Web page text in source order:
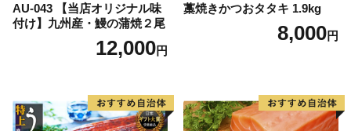
AU-043 【当店オリジナル味
付け】九州産・鰻の蒲焼２尾
12,000円
藁焼きかつおタタキ 1.9kg
8,000円